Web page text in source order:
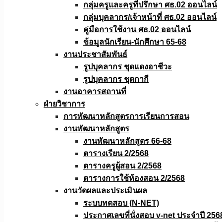
กลุ่มครูและครูที่ปรึกษา ศธ.02 ออนไลน์
กลุ่มบุคลากร/เจ้าหน้าที่ ศธ.02 ออนไลน์
คู่มือการใช้งาน ศธ.02 ออนไลน์
ข้อมูลนักเรียน-นักศึกษา 65-68
งานประชาสัมพันธ์
รูปบุคลากร ชุดแดงอาชีวะ
รูปบุคลากร ชุดกากี
งานอาคารสถานที่
ฝ่ายวิชาการ
การพัฒนาหลักสูตรการเรียนการสอน
งานพัฒนาหลักสูตร
งานพัฒนาหลักสูตร 66-68
ตารางเรียน 2/2568
ตารางครูผู้สอน 2/2568
ตารางการใช้ห้องสอน 2/2568
งานวัดผลเเละประเมินผล
ระบบทดสอบ (N-NET)
ประกาศเลขที่นั่งสอบ v-net ประจำปี